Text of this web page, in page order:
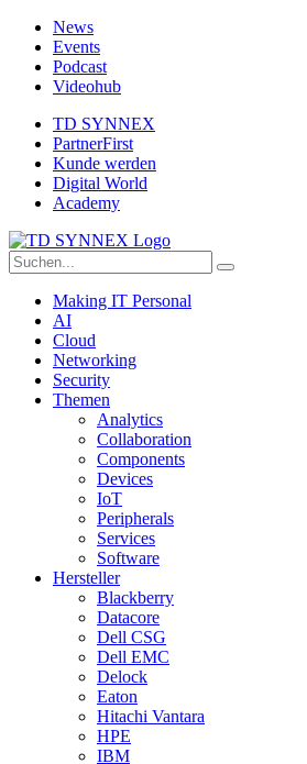
News
Events
Podcast
Videohub
TD SYNNEX
PartnerFirst
Kunde werden
Digital World
Academy
Making IT Personal
AI
Cloud
Networking
Security
Themen
Analytics
Collaboration
Components
Devices
IoT
Peripherals
Services
Software
Hersteller
Blackberry
Datacore
Dell CSG
Dell EMC
Delock
Eaton
Hitachi Vantara
HPE
IBM